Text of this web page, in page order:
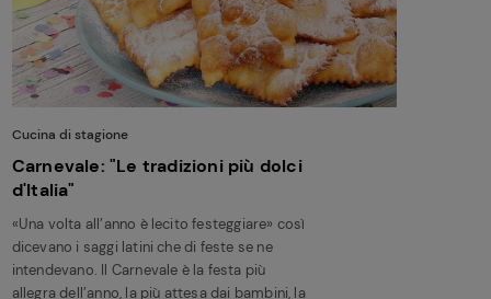
Cucina di stagione
Carnevale: "Le tradizioni più dolci
d'Italia"
«Una volta all’anno è lecito festeggiare» così
dicevano i saggi latini che di feste se ne
intendevano. Il Carnevale è la festa più
allegra dell’anno, la più attesa dai bambini, la